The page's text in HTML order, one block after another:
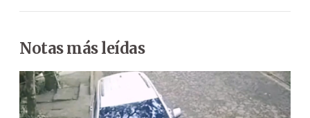
Notas más leídas